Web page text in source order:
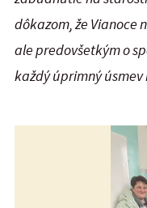
dôkazom, že Vianoce
ale predovšetkým o
každý úprimný úsmev